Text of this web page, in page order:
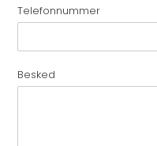
Telefonnummer
Besked